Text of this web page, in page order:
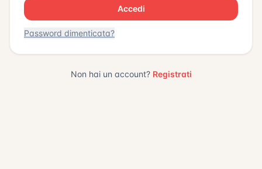
Accedi
Password dimenticata?
Non hai un account? Registrati